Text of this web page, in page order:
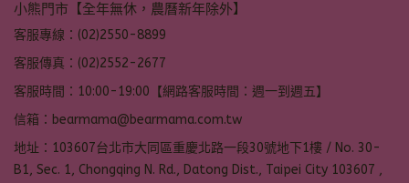
小熊門市【全年無休，農曆新年除外】
客服專線：(02)2550-8899
客服傳真：(02)2552-2677
客服時間：10:00-19:00【網路客服時間：週一到週五】
信箱：bearmama@bearmama.com.tw
地址：103607台北市大同區重慶北路一段30號地下1樓 / No. 30-
B1, Sec. 1, Chongqing N. Rd., Datong Dist., Taipei City 103607 ,